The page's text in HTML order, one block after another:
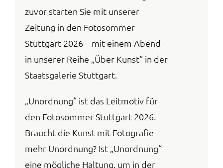
zuvor starten Sie mit unserer
Zeitung in den Fotosommer
Stuttgart 2026 – mit einem Abend
in unserer Reihe „Über Kunst“ in der
Staatsgalerie Stuttgart.
„Unordnung“ ist das Leitmotiv für
den Fotosommer Stuttgart 2026.
Braucht die Kunst mit Fotografie
mehr Unordnung? Ist „Unordnung“
eine mögliche Haltung, um in der